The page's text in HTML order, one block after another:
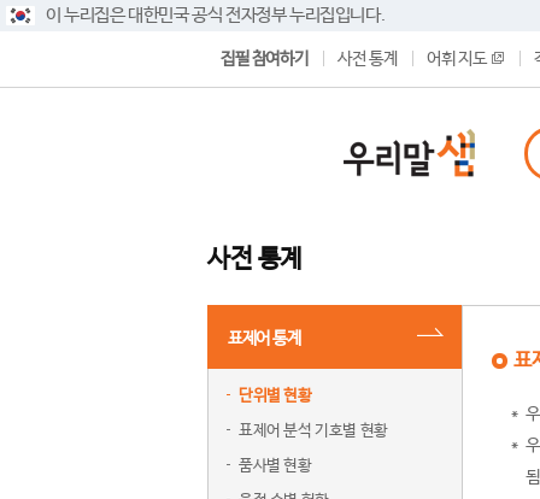
이 누리집은 대한민국 공식 전자정부 누리집입니다.
집필 참여하기 사전 통계 어휘 지도
사전 통계
표제어 통계
단위별 현황
표제어 분석 기호별 현황
품사별 현황
표